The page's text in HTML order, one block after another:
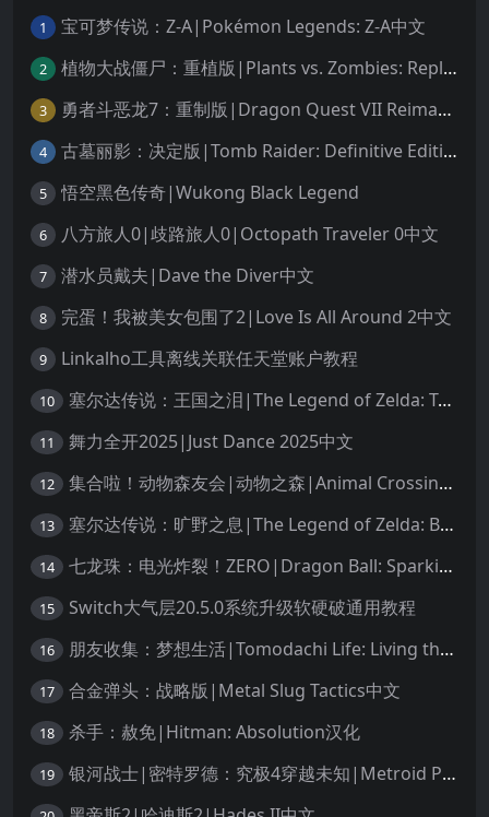
1 宝可梦传说：Z-A|Pokémon Legends: Z-A中文
2 植物大战僵尸：重植版|Plants vs. Zombies: Replanted中文
3 勇者斗恶龙7：重制版|Dragon Quest VII Reimagined中文
4 古墓丽影：决定版|Tomb Raider: Definitive Edition中文
5 悟空黑色传奇|Wukong Black Legend
6 八方旅人0|歧路旅人0|Octopath Traveler 0中文
7 潜水员戴夫|Dave the Diver中文
8 完蛋！我被美女包围了2|Love Is All Around 2中文
9 Linkalho工具离线关联任天堂账户教程
10 塞尔达传说：王国之泪|The Legend of Zelda: Tears of the Kingdom中文
11 舞力全开2025|Just Dance 2025中文
12 集合啦！动物森友会|动物之森|Animal Crossing: New Horizons中文
13 塞尔达传说：旷野之息|The Legend of Zelda: Breath of the Wild中文
14 七龙珠：电光炸裂！ZERO|Dragon Ball: Sparking! Zero中文
15 Switch大气层20.5.0系统升级软硬破通用教程
16 朋友收集：梦想生活|Tomodachi Life: Living the Dream中文
17 合金弹头：战略版|Metal Slug Tactics中文
18 杀手：赦免|Hitman: Absolution汉化
19 银河战士|密特罗德：究极4穿越未知|Metroid Prime 4: Beyond中文